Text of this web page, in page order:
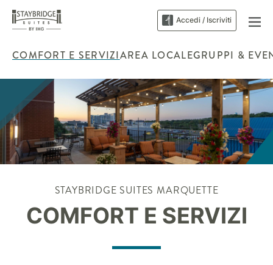
Accedi / Iscriviti
COMFORT E SERVIZIAREA LOCALEGRUPPI &
STAYBRIDGE SUITES MARQUETTE
COMFORT E SERVIZI